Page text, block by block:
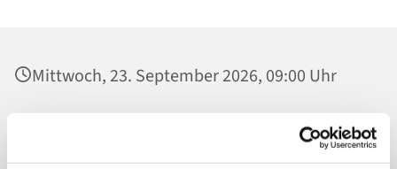
Mittwoch, 23. September 2026, 09:00 Uhr
Heilig Kreuz, Werktagskapelle, Malchower